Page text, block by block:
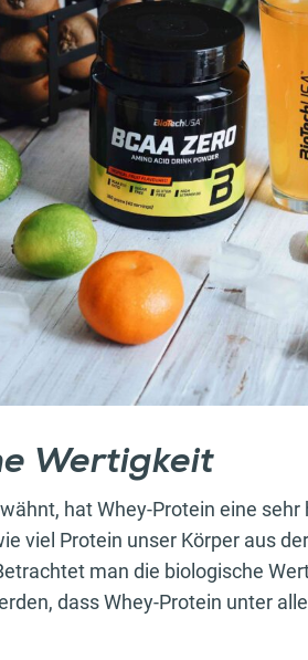
Wertigkeit
hat Whey-Protein eine
viel Protein unser Körper aus
man die biologische
dass Whey-Protein unter